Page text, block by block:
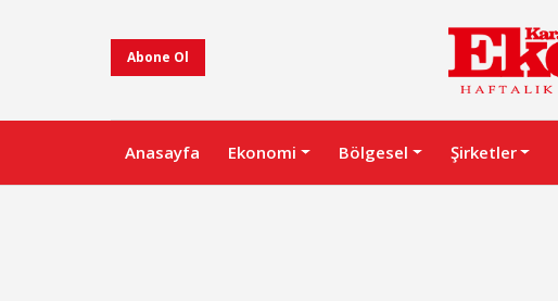
Abone Ol
Anasayfa Ekonomi Bölgesel Şirketler